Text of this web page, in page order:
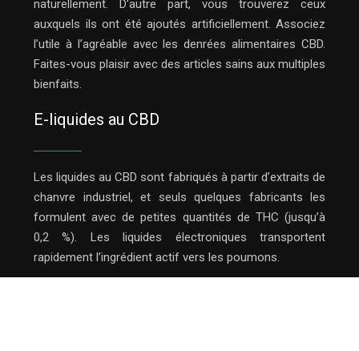
naturellement. D’autre part, vous trouverez ceux
auxquels ils ont été ajoutés artificiellement. Associez
l’utile à l’agréable avec les denrées alimentaires CBD.
Faites-vous plaisir avec des articles sains aux multiples
bienfaits.
E-liquides au CBD
Les liquides au CBD sont fabriqués à partir d’extraits de
chanvre industriel, et seuls quelques fabricants les
formulent avec de petites quantités de THC (jusqu’à
0,2 %). Les liquides électroniques transportent
rapidement l’ingrédient actif vers les poumons.